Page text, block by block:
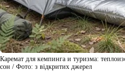
Каремат для кемпинга и туризма:
сон / Фото: з відкритих джерел